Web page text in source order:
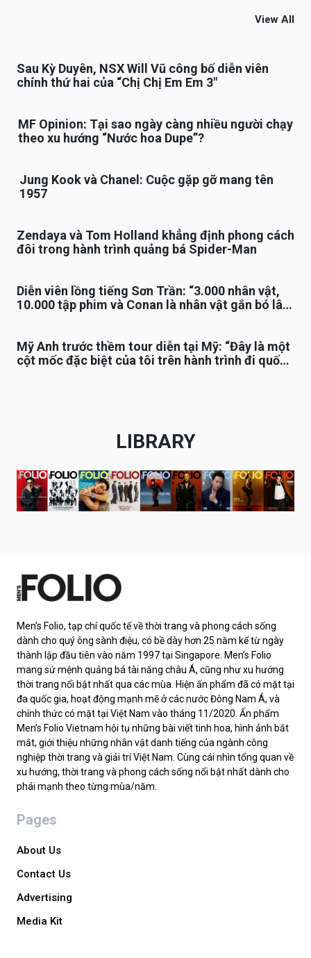
View All
Sau Kỳ Duyên, NSX Will Vũ công bố diễn viên
chính thứ hai của “Chị Chị Em Em 3″
MF Opinion: Tại sao ngày càng nhiều người chạy
theo xu hướng “Nước hoa Dupe”?
Jung Kook và Chanel: Cuộc gặp gỡ mang tên
1957
Zendaya và Tom Holland khẳng định phong cách
đôi trong hành trình quảng bá Spider-Man
Diễn viên lồng tiếng Sơn Trần: “3.000 nhân vật,
10.000 tập phim và Conan là nhân vật gắn bó lâu
Mỹ Anh trước thềm tour diễn tại Mỹ: “Đây là một
cột mốc đặc biệt của tôi trên hành trình đi quốc
LIBRARY
Men’s Folio, tạp chí quốc tế về thời trang và phong cách sống
dành cho quý ông sành điệu, có bề dày hơn 25 năm kể từ ngày
thành lập đầu tiên vào năm 1997 tại Singapore. Men’s Folio
mang sứ mệnh quảng bá tài năng châu Á, cũng như xu hướng
thời trang nổi bật nhất qua các mùa. Hiện ấn phẩm đã có mặt tại
đa quốc gia, hoạt động mạnh mẽ ở các nước Đông Nam Á, và
chính thức có mặt tại Việt Nam vào tháng 11/2020. Ấn phẩm
Men’s Folio Vietnam hội tụ những bài viết tinh hoa, hình ảnh bắt
mắt, giới thiệu những nhân vật danh tiếng của ngành công
nghiệp thời trang và giải trí Việt Nam. Cùng cái nhìn tổng quan về
xu hướng, thời trang và phong cách sống nổi bật nhất dành cho
phái mạnh theo từng mùa/năm.
Pages
About Us
Contact Us
Advertising
Media Kit